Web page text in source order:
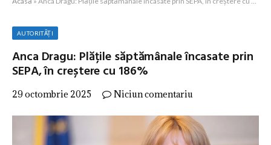
AUTORITĂȚI
Anca Dragu: Plățile săptămânale încasate prin
SEPA, în creștere cu 186%
29 octombrie 2025 Niciun comentariu